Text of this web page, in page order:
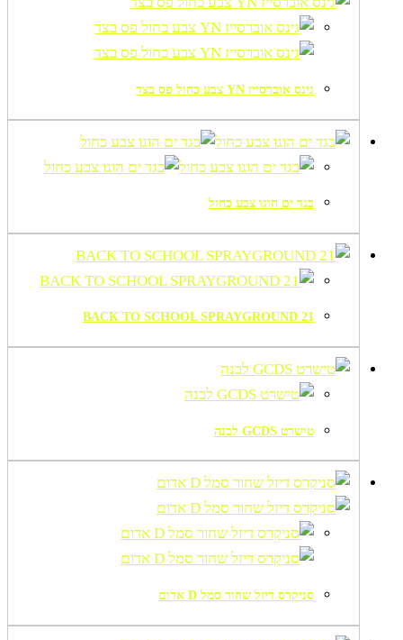
גינס אוברסייז YN צבע כחול פס בצד
בגד ים הוגו צבע כחול
BACK TO SCHOOL SPRAYGROUND 21
טישרט GCDS לבנה
סניקרס דיזל שחור סמל D אדום